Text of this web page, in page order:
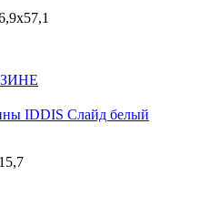
IDDIS Слайд белый